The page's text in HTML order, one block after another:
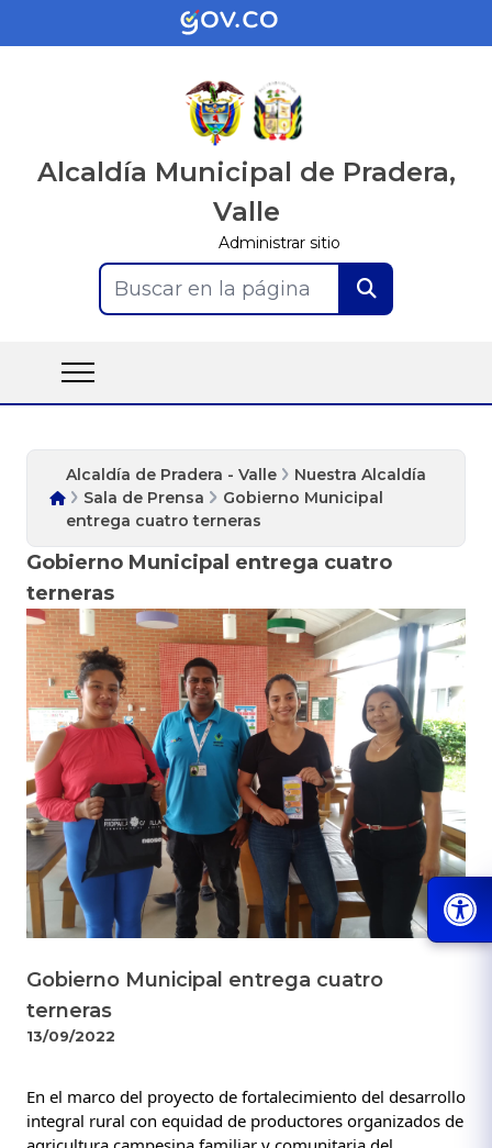
Alcaldía Municipal de Pradera,
Valle
Administrar sitio
Buscar en la página
Alcaldía de Pradera - Valle
Nuestra Alcaldía
Sala de Prensa
Gobierno Municipal
entrega cuatro terneras
Gobierno Municipal entrega cuatro
terneras
Gobierno Municipal entrega cuatro
terneras
13/09/2022
En el marco del proyecto de fortalecimiento del desarrollo
integral rural con equidad de productores organizados de